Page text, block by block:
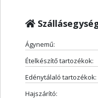
Ágynemű:
Ételkészítő tartozékok:
Edénytálaló tartozékok:
Hajszárító: